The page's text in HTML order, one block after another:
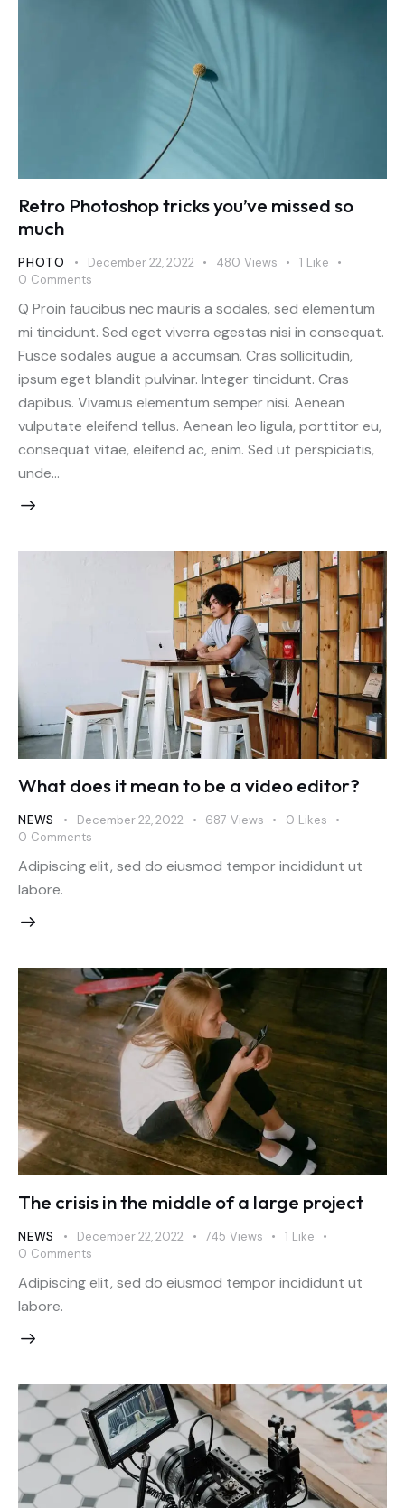
Retro Photoshop tricks you’ve missed so
much
PHOTO December 22, 2022 480 Views 1 Like
0 Comments
Q Proin faucibus nec mauris a sodales, sed elementum
mi tincidunt. Sed eget viverra egestas nisi in consequat.
Fusce sodales augue a accumsan. Cras sollicitudin,
ipsum eget blandit pulvinar. Integer tincidunt. Cras
dapibus. Vivamus elementum semper nisi. Aenean
vulputate eleifend tellus. Aenean leo ligula, porttitor eu,
consequat vitae, eleifend ac, enim. Sed ut perspiciatis,
unde…
What does it mean to be a video editor?
NEWS December 22, 2022 687 Views 0 Likes
0 Comments
Adipiscing elit, sed do eiusmod tempor incididunt ut
labore.
The crisis in the middle of a large project
NEWS December 22, 2022 745 Views 1 Like
0 Comments
Adipiscing elit, sed do eiusmod tempor incididunt ut
labore.